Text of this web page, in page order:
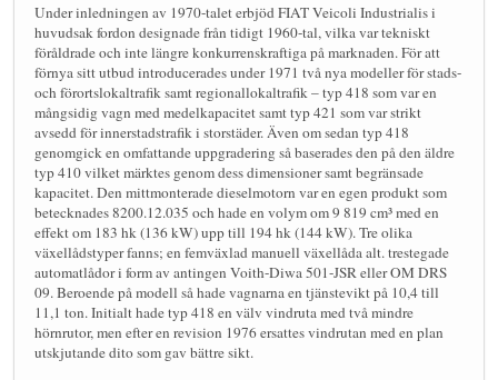
Under inledningen av 1970-talet erbjöd FIAT Veicoli Industrialis i
huvudsak fordon designade från tidigt 1960-tal, vilka var tekniskt
föråldrade och inte längre konkurrenskraftiga på marknaden. För att
förnya sitt utbud introducerades under 1971 två nya modeller för stads-
och förortslokaltrafik samt regionallokaltrafik – typ 418 som var en
mångsidig vagn med medelkapacitet samt typ 421 som var strikt
avsedd för innerstadstrafik i storstäder. Även om sedan typ 418
genomgick en omfattande uppgradering så baserades den på den äldre
typ 410 vilket märktes genom dess dimensioner samt begränsade
kapacitet. Den mittmonterade dieselmotorn var en egen produkt som
betecknades 8200.12.035 och hade en volym om 9 819 cm³ med en
effekt om 183 hk (136 kW) upp till 194 hk (144 kW). Tre olika
växellådstyper fanns; en femväxlad manuell växellåda alt. trestegade
automatlådor i form av antingen Voith-Diwa 501-JSR eller OM DRS
09. Beroende på modell så hade vagnarna en tjänstevikt på 10,4 till
11,1 ton. Initialt hade typ 418 en välv vindruta med två mindre
hörnrutor, men efter en revision 1976 ersattes vindrutan med en plan
utskjutande dito som gav bättre sikt.